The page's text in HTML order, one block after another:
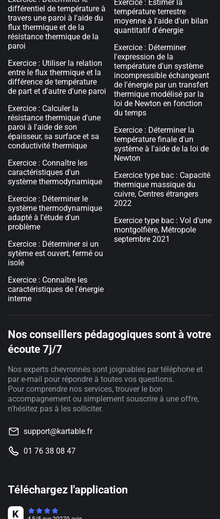
différentiel de température à
travers une paroi à l'aide du
flux thermique et de la
résistance thermique de la
paroi
Exercice : Utiliser la relation
entre le flux thermique et la
différence de température
de part et d'autre d'une paroi
Exercice : Calculer la
résistance thermique d'une
paroi à l'aide de son
épaisseur, sa surface et sa
conductivité thermique
Exercice : Connaître les
caractéristiques d'un
système thermodynamique
Exercice : Déterminer le
système thermodynamique
adapté à l'étude d'un
problème
Exercice : Déterminer si un
sytème est ouvert, fermé ou
isolé
Exercice : Connaître les
caractéristiques de l'énergie
interne
Exercice : Estimer la
température terrestre
moyenne à l'aide d'un bilan
quantitatif d'énergie
Exercice : Déterminer
l'expression de la
température d'un système
incompressible échangeant
de l'énergie par un transfert
thermique modélisé par la
loi de Newton en fonction
du temps
Exercice : Déterminer la
température finale d'un
système à l'aide de la loi de
Newton
Exercice type bac : Capacité
thermique massique du
cuivre, Centres étrangers
2022
Exercice type bac : Vol d'une
montgolfière, Métropole
septembre 2021
Nos conseillers pédagogiques sont à votre
écoute 7j/7
Nos experts chevronnés sont joignables par téléphone et
par e-mail pour répondre à toutes vos questions.
Pour comprendre nos services, trouver le bon
accompagnement ou simplement souscrire à une offre,
n'hésitez pas à les solliciter.
support@kartable.fr
01 76 38 08 47
Téléchargez l'application